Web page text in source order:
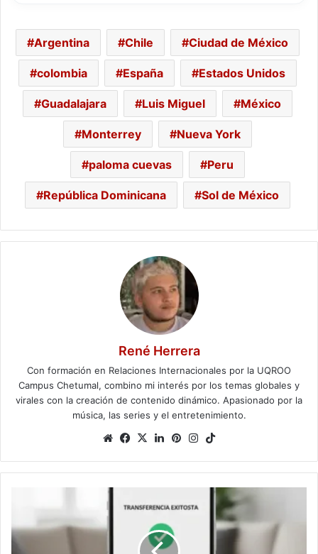
Argentina Chile Ciudad de México
colombia España Estados Unidos
Guadalajara Luis Miguel México
Monterrey Nueva York
paloma cuevas Peru
República Dominicana Sol de México
René Herrera
Con formación en Relaciones Internacionales por la UQROO
Campus Chetumal, combino mi interés por los temas globales y
virales con la creación de contenido dinámico. Apasionado por la
música, las series y el entretenimiento.
WebsiteFacebook
X LinkedIn
PinterestInstagram
sus